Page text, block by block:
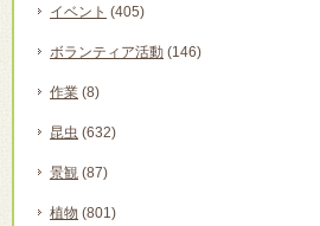
イベント (405)
ボランティア活動 (146)
作業 (8)
昆虫 (632)
景観 (87)
植物 (801)